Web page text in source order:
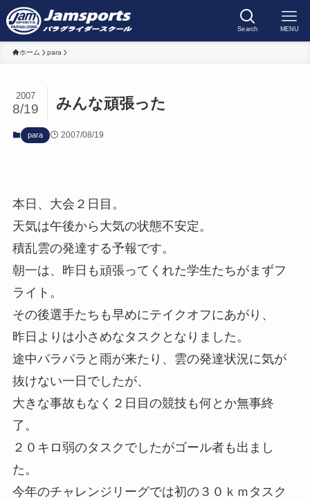
Search MENU
ホーム para
みんな頑張った
2007
8/19
para 2007/08/19
本日、大会２日目。
天気は午後から大気の状態不安定。
積乱雲の発達する予報です。
朝一は、昨日も頑張ってくれた学生たちがまずフ
ライト。
その後選手たちも早めにテイクオフにあがり、
昨日よりは小さめなタスクとなりました。
途中パラパラと雨が来たり、雲の発達状況に気が
抜けない一日でしたが、
大きな事故もなく２日目の競技も何とか無事終
了。
２０キロ弱のタスクでしたがゴール者も出まし
た。
今年のチャレンジリーグでは初の３０ｋｍタスク